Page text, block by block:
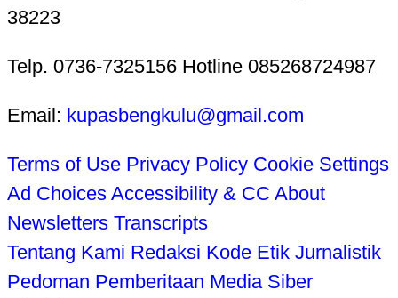
38223
Telp. 0736-7325156 Hotline 085268724987
Email: kupasbengkulu@gmail.com
Terms of Use Privacy Policy Cookie Settings
Ad Choices Accessibility & CC About
Newsletters Transcripts
Tentang Kami Redaksi Kode Etik Jurnalistik
Pedoman Pemberitaan Media Siber